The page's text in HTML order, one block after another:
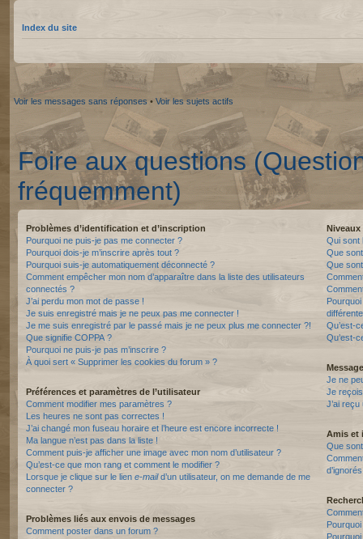
Index du site
Voir les messages sans réponses • Voir les sujets actifs
Foire aux questions
fréquemment)
Problèmes d’identification et d’inscription
Pourquoi ne puis-je pas me connecter ?
Pourquoi dois-je m’inscrire après tout ?
Pourquoi suis-je automatiquement déconnecté ?
Comment empêcher mon nom d’apparaître dans la liste des utilisateurs
connectés ?
J’ai perdu mon mot de passe !
Je suis enregistré mais je ne peux pas me connecter !
Je me suis enregistré par le passé mais je ne peux plus me connecter ?!
Que signifie COPPA ?
Pourquoi ne puis-je pas m’inscrire ?
À quoi sert « Supprimer les cookies du forum » ?
Préférences et paramètres de l’utilisateur
Comment modifier mes paramètres ?
Les heures ne sont pas correctes !
J’ai changé mon fuseau horaire et l’heure est encore incorrecte !
Ma langue n’est pas dans la liste !
Comment puis-je afficher une image avec mon nom d’utilisateur ?
Qu’est-ce que mon rang et comment le modifier ?
Lorsque je clique sur le lien e-maild’un utilisateur, on me demande de me
connecter ?
Problèmes liés aux envois de messages
Comment poster dans un forum ?
Niveaux
Qui sont
Que
Que
Qu’est-
Qu’est-
Je ne
Je
J’ai
Amis et
Que